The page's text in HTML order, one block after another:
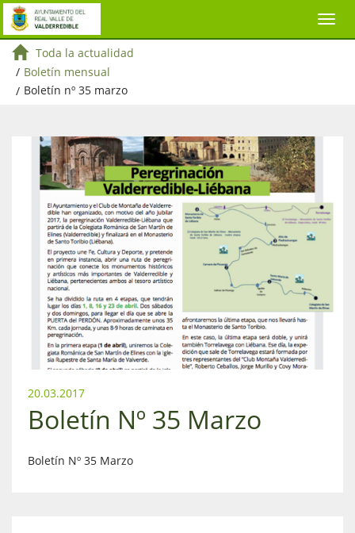
Toda la actualidad
/ Boletín mensual
/ Boletín nº 35 marzo
20.03.2017
Boletín Nº 35 Marzo
Boletín Nº 35 Marzo